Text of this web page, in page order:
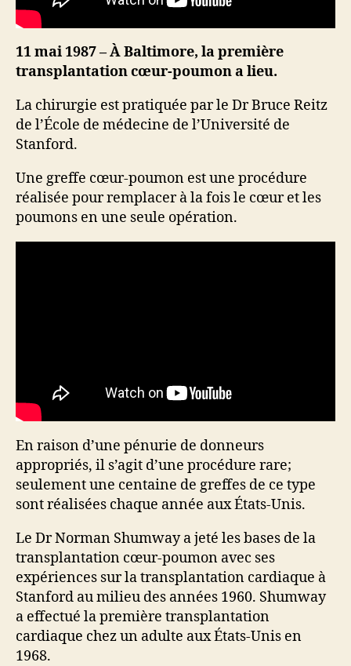
11 mai 1987 – À Baltimore, la première
transplantation cœur-poumon a lieu.
La chirurgie est pratiquée par le Dr Bruce Reitz
de l’École de médecine de l’Université de
Stanford.
Une greffe cœur-poumon est une procédure
réalisée pour remplacer à la fois le cœur et les
poumons en une seule opération.
En raison d’une pénurie de donneurs
appropriés, il s’agit d’une procédure rare;
seulement une centaine de greffes de ce type
sont réalisées chaque année aux États-Unis.
Le Dr Norman Shumway a jeté les bases de la
transplantation cœur-poumon avec ses
expériences sur la transplantation cardiaque à
Stanford au milieu des années 1960. Shumway
a effectué la première transplantation
cardiaque chez un adulte aux États-Unis en
1968.